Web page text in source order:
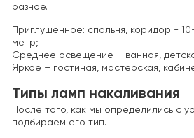
разное.
Приглушенное: спальня, коридор -
метр;
Среднее освещение – ванная,
Яркое – гостиная, мастерская,
Типы ламп накаливания
После того, как мы определились с
подбираем его тип.